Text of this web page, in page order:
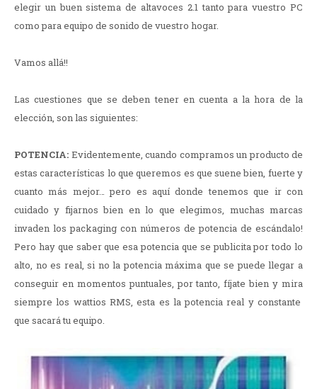
elegir un buen sistema de altavoces 2.1 tanto para vuestro PC
como para equipo de sonido de vuestro hogar.
Vamos allá!!
Las cuestiones que se deben tener en cuenta a la hora de la
elección, son las siguientes:
POTENCIA: Evidentemente, cuando compramos un producto de
estas características lo que queremos es que suene bien, fuerte y
cuanto más mejor… pero es aquí donde tenemos que ir con
cuidado y fijarnos bien en lo que elegimos, muchas marcas
invaden los packaging con números de potencia de escándalo!
Pero hay que saber que esa potencia que se publicita por todo lo
alto, no es real, si no la potencia máxima que se puede llegar a
conseguir en momentos puntuales, por tanto, fíjate bien y mira
siempre los wattios RMS, esta es la potencia real y constante
que sacará tu equipo.